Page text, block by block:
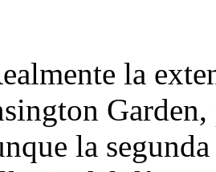
la
Garden,
la